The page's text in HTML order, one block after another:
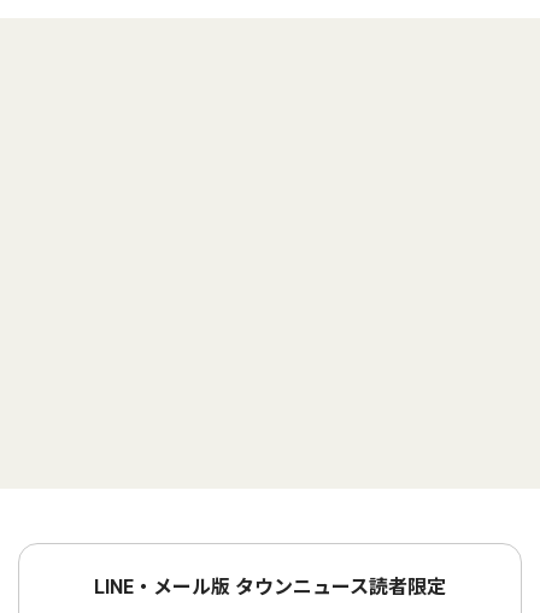
LINE・メール版 タウンニュース読者限定